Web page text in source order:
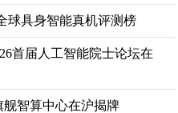
球具身智能真机评测榜
首届人工智能院士论坛在
舰智算中心在沪揭牌